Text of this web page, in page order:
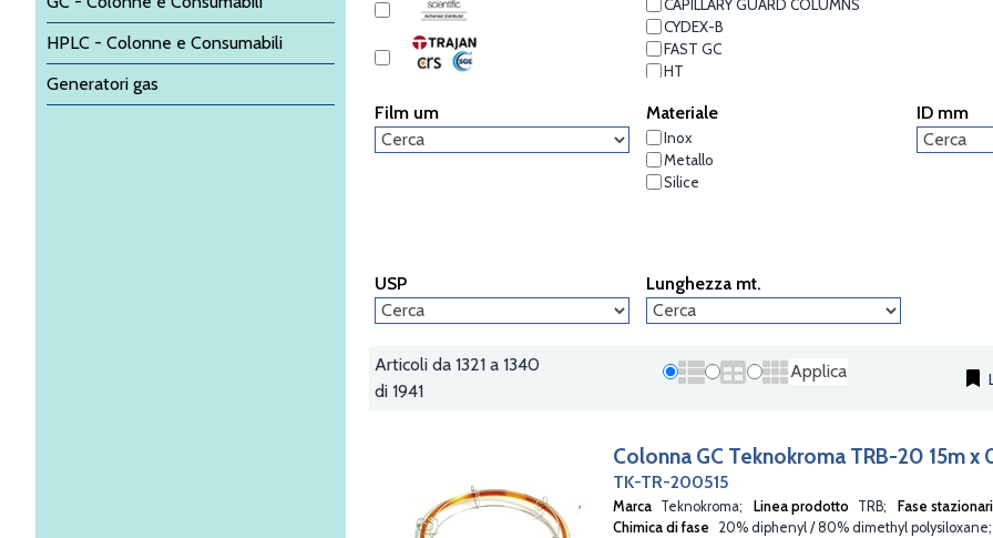
HPLC - Colonne e Consumabili
Generatori gas
CAPILLARY GUARD COLUMNS
CYDEX-B
FAST GC
HT
METAMINE
MTI
PLOT
SAPIENS
TRACE GOLD
TRACE GOLD FAST GC
TRACE TR
TRB
Film um Materiale
Inox
Metallo
Silice
ID mm
USP Lunghezza mt.
Applica
Articoli da 1321 a 1340
di 1941
Colonna GC Teknokroma TRB-20 15m
TK-TR-200515
Marca Teknokroma Linea prodotto TRB
Fase
Chimica di fase
20% diphenyl / 80% dimethyl polysiloxane